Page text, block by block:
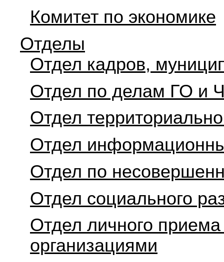
Комитет по экономике
Отделы
Отдел кадров,
Отдел по делам ГО и
Отдел
Отдел
Отдел по
Отдел социального
Отдел личного
организациями